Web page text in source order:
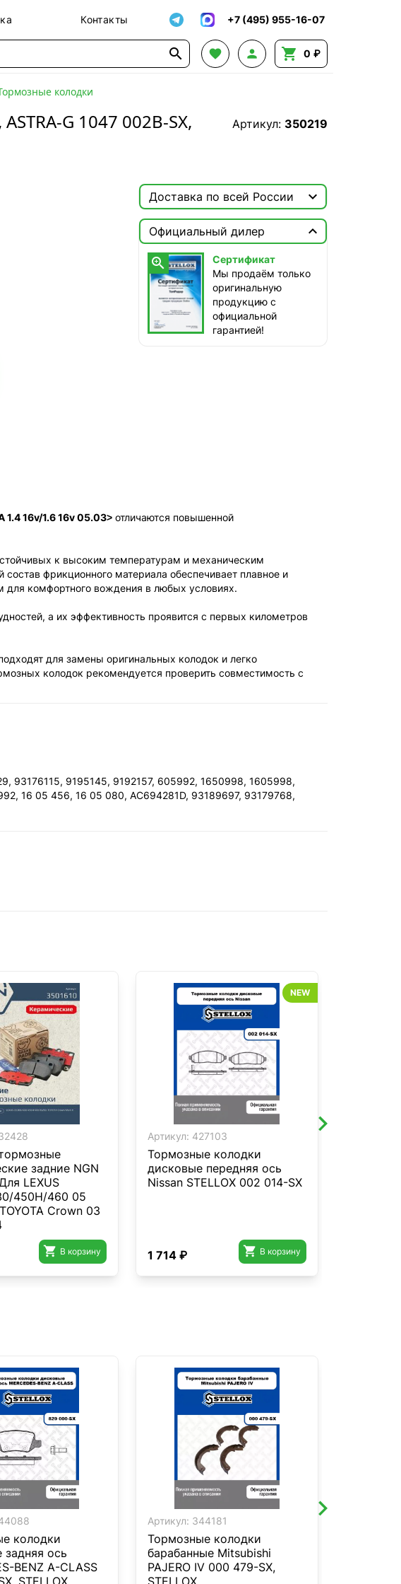
Контакты +7 (495) 955-16-07
    0 ₽
колодки
G 1047 002B-SX,
Артикул: 350219
Доставка по всей России 
 Москва
Доставка этого товара недоступна
Официальный дилер


Сертификат
Мы продаём только
оригинальную
продукцию с
официальной
гарантией!
1.4 16v/1.6 16v 05.03˃ отличаются повышенной
к высоким температурам и механическим
состав фрикционного материала обеспечивает плавное и
для комфортного вождения в любых условиях.
а их эффективность проявится с первых километров
для замены оригинальных колодок и легко
колодок рекомендуется проверить совместимость с
93176115, 9195145, 9192157, 605992, 1650998, 1605998,
16 05 456, 16 05 080, AC694281D, 93189697, 93179768,
задние NGN
LEXUS
450H/460 05
Crown 03
 В корзину
Артикул: 427103
Тормозные колодки
дисковые передняя ось
Nissan STELLOX 002 014-SX
1 714 ₽  В корзину
NEW
колодки
ось
BENZ A-CLASS
STELLOX
Артикул: 344181
Тормозные колодки
барабанные Mitsubishi
PAJERO IV 000 479-SX,
STELLOX